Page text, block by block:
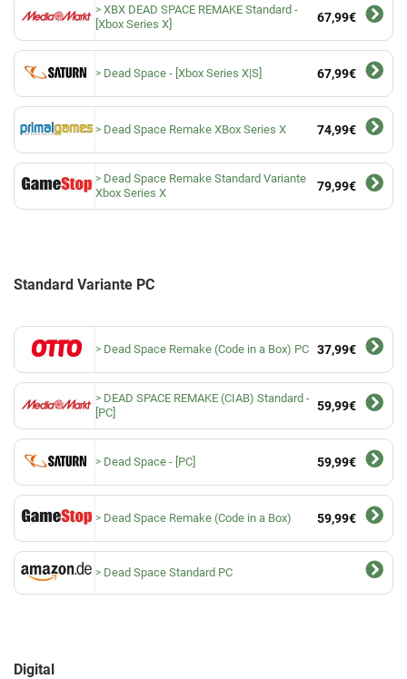
XBX DEAD SPACE REMAKE Standard -
[Xbox Series X]
67,99€
Dead Space - [Xbox Series X|S] 67,99€
Dead Space Remake XBox Series X 74,99€
Dead Space Remake Standard Variante
Xbox Series X
79,99€
Standard Variante PC
Dead Space Remake (Code in a Box) PC 37,99€
DEAD SPACE REMAKE (CIAB) Standard -
[PC]
59,99€
Dead Space - [PC] 59,99€
Dead Space Remake (Code in a Box) 59,99€
Dead Space Standard PC
Digital